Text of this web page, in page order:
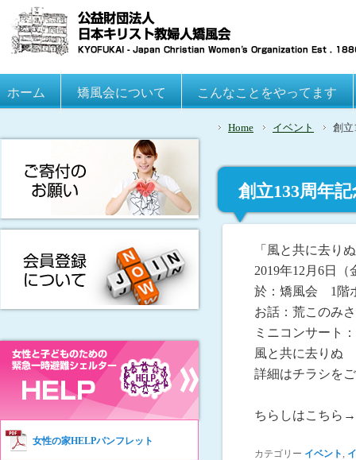
Skip to primary content
Skip to secondary content
ホーム 矯風会について こんなことをやってます
Home イベント 創立
創立133周年
「風と共に去り
2019年12月6日
於：矯風会 1階
お話：荒このみ
ミニコンサート
風と共に去りぬ
詳細はチラシを
ちらしはこちら→
カテゴリー イベント,
女性の家HELPパンフレット